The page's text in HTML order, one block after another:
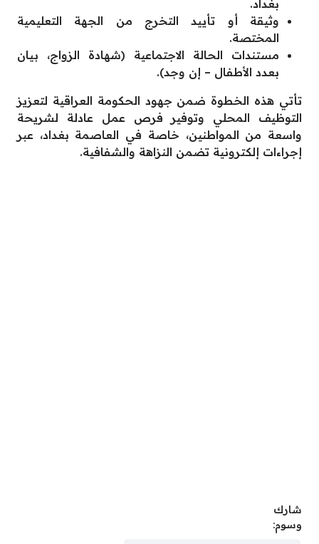
بغداد.
وثيقة أو تأييد التخرج من الجهة التعليمية
المختصة.
مستندات الحالة الاجتماعية (شهادة الزواج، بيان
بعدد الأطفال – إن وجد).
تأتي هذه الخطوة ضمن جهود الحكومة العراقية لتعزيز
التوظيف المحلي وتوفير فرص عمل عادلة لشريحة
واسعة من المواطنين، خاصة في العاصمة بغداد، عبر
إجراءات إلكترونية تضمن النزاهة والشفافية.
شارك
وسوم: